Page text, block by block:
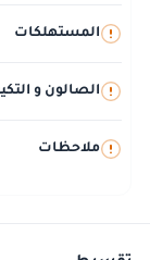
المستهلكات
الصالون و
ملاحظات